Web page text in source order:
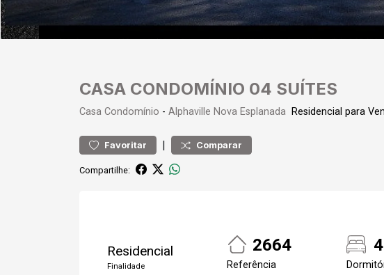
CASA CONDOMÍNIO 04 SUÍTES
Casa Condomínio - Alphaville Nova Esplanada Residencial para
Favoritar | Comparar
Compartilhe:
Residencial
Finalidade
2664
Referência
4